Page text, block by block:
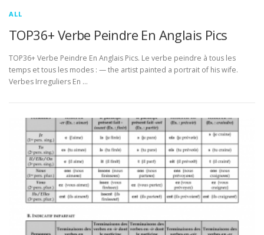
ALL
TOP36+ Verbe Peindre En Anglais Pics
TOP36+ Verbe Peindre En Anglais Pics. Le verbe peindre à tous les
temps et tous les modes : — the artist painted a portrait of his wife.
Verbes Irreguliers En …